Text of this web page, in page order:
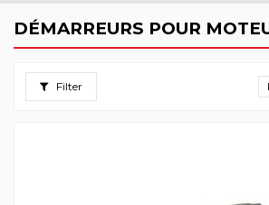
DÉMARREURS POUR
Filter